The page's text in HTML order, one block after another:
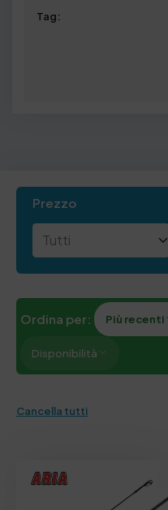
Tag:
Prezzo
Ordina per: Più recenti
Disponibilità
Cancella tutti